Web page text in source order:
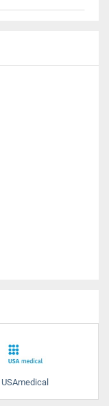
USAmedical